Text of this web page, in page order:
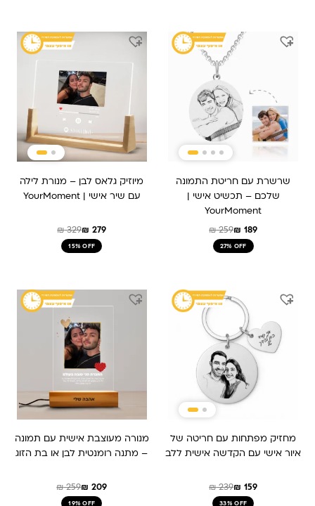
שרשרת עם חריטת התמונה
שלכם – תכשיט אישי |
YourMoment
₪259
המחיר
המקורי
₪ 189
המחיר
הנוכחי
27% OFF
מיוזיק גלאס לבן – מנורת לילה
עם שיר אישי | YourMoment
₪329
המחיר
₪ 279
המחיר
15% OFF
מחזיק מפתחות עם חריטה של
איור אישי עם הקדשה אישית ללב
₪239
המקורי
היה:
₪ 239.
₪ 159
הנוכחי
הוא:
₪ 159.
33% OFF
מנורה מעוצבת אישית עם תמונה
– מתנה רומנטית לבן או בת הזוג
₪259
המחיר
₪ 209
המחיר
19% OFF